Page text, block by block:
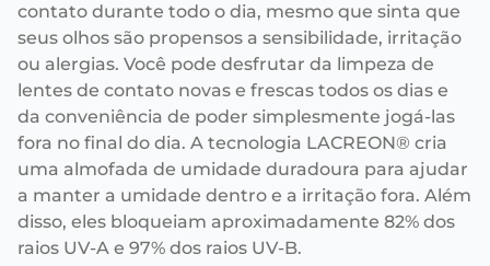
contato durante todo o dia, mesmo que sinta que
seus olhos são propensos a sensibilidade, irritação
ou alergias. Você pode desfrutar da limpeza de
lentes de contato novas e frescas todos os dias e
da conveniência de poder simplesmente jogá-las
fora no final do dia. A tecnologia LACREON® cria
uma almofada de umidade duradoura para ajudar
a manter a umidade dentro e a irritação fora. Além
disso, eles bloqueiam aproximadamente 82% dos
raios UV-A e 97% dos raios UV-B.